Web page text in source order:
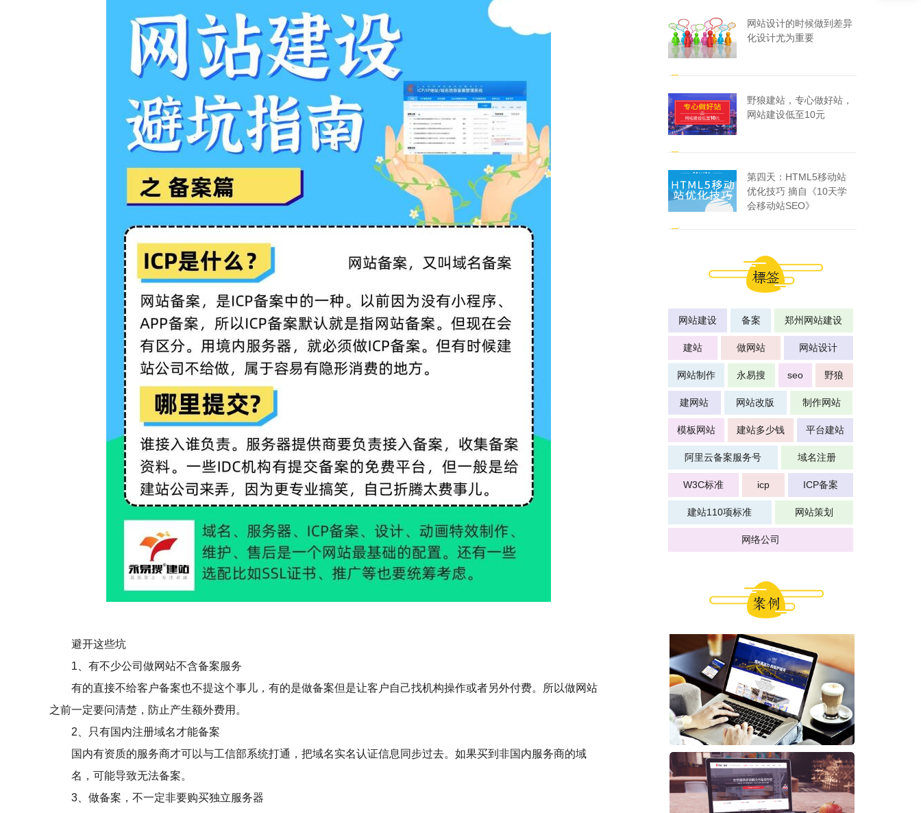
避开这些坑
1、有不少公司做网站不含备案服务
有的直接不给客户备案也不提这个事儿，有的是做备案但是让客户自己找机构操作或者另外付费。所以做网站
之前一定要问清楚，防止产生额外费用。
2、只有国内注册域名才能备案
国内有资质的服务商才可以与工信部系统打通，把域名实名认证信息同步过去。如果买到非国内服务商的域
名，可能导致无法备案。
3、做备案，不一定非要购买独立服务器
网站设计的时候做到差异
化设计尤为重要
野狼建站，专心做好站，
网站建设低至10元
第四天：HTML5移动站
优化技巧 摘自《10天学
会移动站SEO》
网站建设 备案 郑州网站建设
建站 做网站 网站设计
网站制作 永易搜 seo 野狼
建网站 网站改版 制作网站
模板网站 建站多少钱 平台建站
阿里云备案服务号 域名注册
W3C标准 icp ICP备案
建站110项标准 网站策划
网络公司